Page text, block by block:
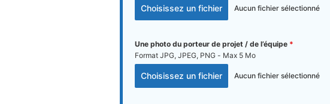
Choisissez un fichier Aucun fichier sélectionné
Une photo du porteur de projet / de l’équipe *
Format JPG, JPEG, PNG - Max 5 Mo
Choisissez un fichier Aucun fichier sélectionné